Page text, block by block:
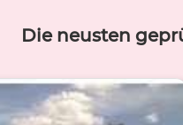
Die neusten